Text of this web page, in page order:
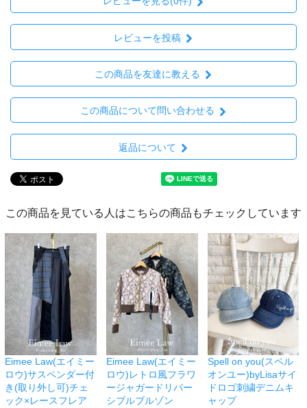
レビューを投稿
この商品を友達に教える
この商品について問い合わせる
返品について
この商品を見ている人はこちらの商品もチェックしています
Eimee Law(エイミー
ロウ)サスペンダー付
き(取り外し可)チェ
ック×レースフレア
Eimee Law(エイミー
ロウ)レトロ風フラワ
ージャガードリバー
シブルブルゾン
Spell on you(スペル
オンユー)byLisaサイ
ドロゴ刺繍デニムキ
ャップ